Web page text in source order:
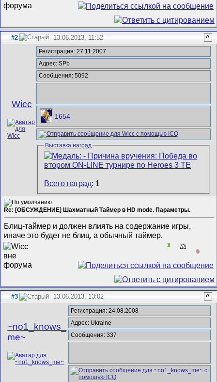
#2 13.06.2013, 11:52 ^
Wicc
Регистрация: 27.11.2007
Адрес: SPb
Сообщения: 5092
1654
Выставка наград
Всего наград: 1
Re: [ОБСУЖДЕНИЕ] Шахматный Таймер в HD mode. Параметры.
Блиц-таймер и должен влиять на содержание игры,
иначе это будет не блиц, а обычный таймер.
1 ⚖️
0
#3 13.06.2013, 13:02 ^
~no1_knows_
me~
Регистрация: 24.08.2008
Адрес: Ukraine
Сообщения: 337